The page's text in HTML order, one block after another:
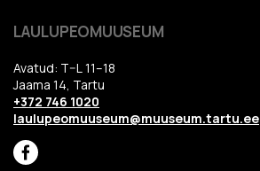
LAULUPEOMUUSEUM
Avatud: T–L 11–18
Jaama 14, Tartu
+372 746 1020
laulupeomuuseum@muuseum.tartu.ee